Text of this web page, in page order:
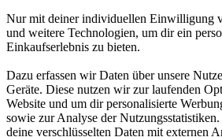
Nur mit deiner individuellen Einwilligung
und weitere Technologien, um dir ein
Einkaufserlebnis zu bieten.
Dazu erfassen wir Daten über unsere
Geräte. Diese nutzen wir zur laufenden
Website und um dir personalisierte
sowie zur Analyse der
deine verschlüsselten Daten mit externen